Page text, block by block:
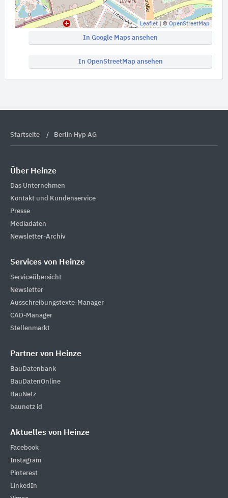
Leaflet | ©OpenStreetMap
In Google Maps ansehen
In OpenStreetMap ansehen
Startseite Berlin Hyp AG
Über Heinze
Das Unternehmen
Kontakt und Kundenservice
Presse
Mediadaten
Newsletter-Archiv
Services von Heinze
Serviceübersicht
Newsletter
Ausschreibungstexte-Manager
CAD-Manager
Stellenmarkt
Partner von Heinze
BauDatenbank
BauDatenOnline
BauNetz
baunetz id
Aktuelles von Heinze
Facebook
Instagram
Pinterest
LinkedIn